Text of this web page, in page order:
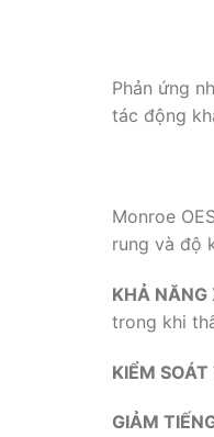
Phản ứng
tác động
Monroe
rung và độ
KHẢ NĂNG
trong khi
KIỂM
GIẢM